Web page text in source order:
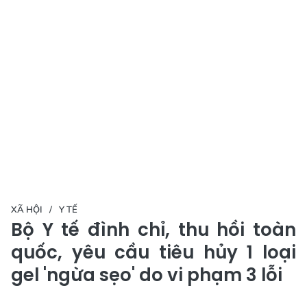
XÃ HỘI Y TẾ
Bộ Y tế đình chỉ, thu hồi toàn
quốc, yêu cầu tiêu hủy 1 loại
gel 'ngừa sẹo' do vi phạm 3 lỗi